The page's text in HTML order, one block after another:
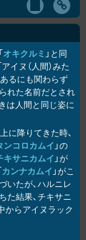
オキクルミ 」と同
アイヌ（人間）みた
あるにも関わらず
れた名前だとされ
は人間と同じ姿に
に降りてきた時、
ンコ ロ カムイ 」の
キサニカムイ 」が
カンナカムイ 」がこ
いたが、ハルニレ
た結果、チキサニ
からアイヌラック